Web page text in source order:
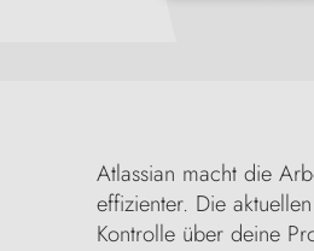
Atlassian macht die
effizienter. Die
Kontrolle über deine